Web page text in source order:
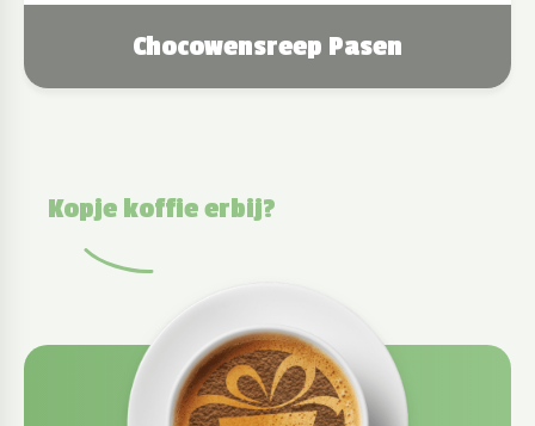
Chocowensreep Pasen
Kopje koffie erbij?